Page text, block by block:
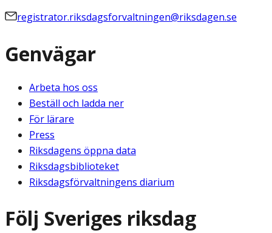
registrator.riksdagsforvaltningen@riksdagen.se
Genvägar
Arbeta hos oss
Beställ och ladda ner
För lärare
Press
Riksdagens öppna data
Riksdagsbiblioteket
Riksdagsförvaltningens diarium
Följ Sveriges riksdag